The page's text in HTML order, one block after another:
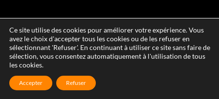
Ce site utilise des cookies pour améliorer votre expérience. Vous
avez le choix d'accepter tous les cookies ou de les refuser en
sélectionnant 'Refuser'. En continuant à utiliser ce site sans faire de
sélection, vous consentez automatiquement à l'utilisation de tous
les cookies.
Accepter Refuser